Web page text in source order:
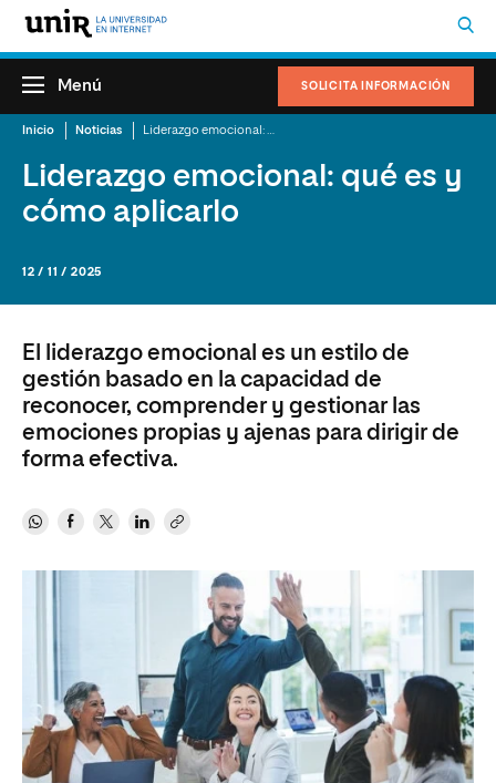
SOLICITA INFORMACIÓN
Menú
Inicio Noticias
Liderazgo emocional: qué es y
cómo aplicarlo
12 / 11 / 2025
El liderazgo emocional es un estilo de
gestión basado en la capacidad de
reconocer, comprender y gestionar las
emociones propias y ajenas para dirigir de
forma efectiva.